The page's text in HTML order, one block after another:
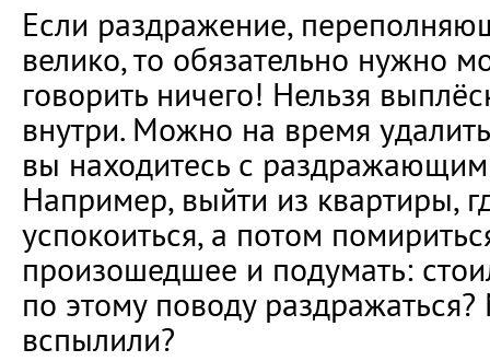
Если раздражение,
велико, то обязательно нужно
говорить ничего! Нельзя
внутри. Можно на время
вы находитесь с
Например, выйти из квартиры,
успокоиться, а потом
произошедшее и подумать:
по этому поводу
вспылили?